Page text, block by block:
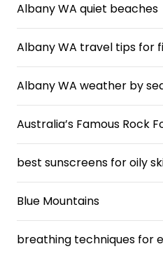
Albany WA quiet beaches
Albany WA travel tips for
Albany WA weather by
Australia’s Famous Rock
best sunscreens for oily
Blue Mountains
breathing techniques for